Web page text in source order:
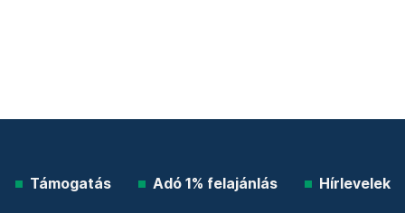
Támogatás Adó 1% felajánlás Hírlevelek